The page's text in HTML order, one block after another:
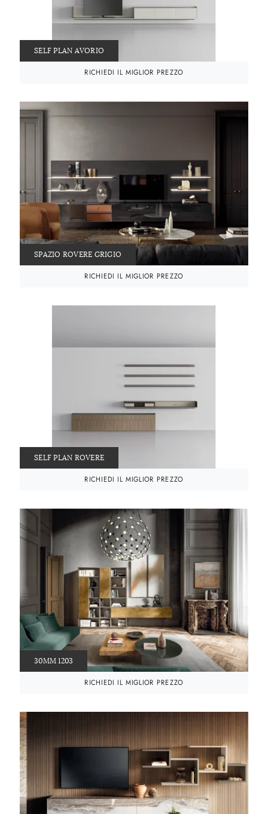
SELF PLAN AVORIO
RICHIEDI IL MIGLIOR PREZZO
SPAZIO ROVERE GRIGIO
RICHIEDI IL MIGLIOR PREZZO
SELF PLAN ROVERE
RICHIEDI IL MIGLIOR PREZZO
30MM 1203
RICHIEDI IL MIGLIOR PREZZO